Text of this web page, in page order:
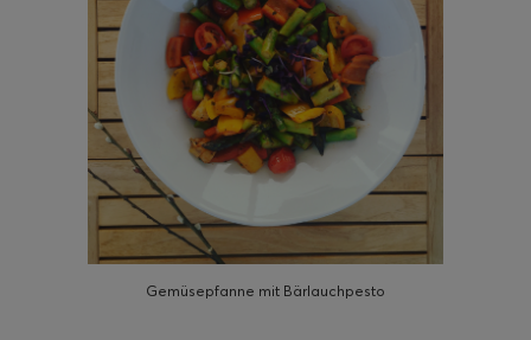
Gemüsepfanne mit Bärlauchpesto